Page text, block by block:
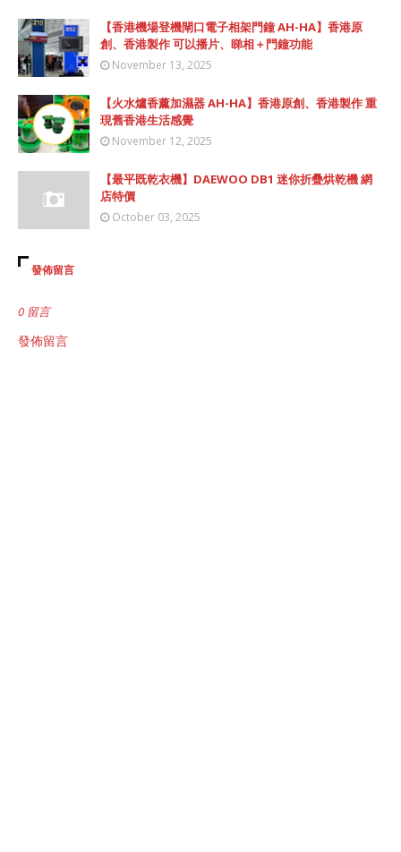
【香港機場登機閘口電子相架門鐘 AH-HA】香港原
創、香港製作 可以播片、睇相＋門鐘功能
November 13, 2025
【火水爐香薰加濕器 AH-HA】香港原創、香港製作 重
現舊香港生活感覺
November 12, 2025
【最平既乾衣機】DAEWOO DB1 迷你折疊烘乾機 網
店特價
October 03, 2025
發佈留言
0 留言
發佈留言